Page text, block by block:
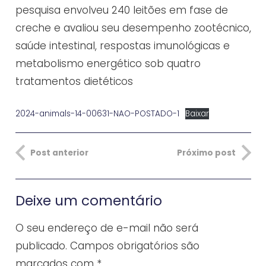
pesquisa envolveu 240 leitões em fase de
creche e avaliou seu desempenho zootécnico,
saúde intestinal, respostas imunológicas e
metabolismo energético sob quatro
tratamentos dietéticos
2024-animals-14-00631-NAO-POSTADO-1 Baixar
Post anterior Próximo post
Deixe um comentário
O seu endereço de e-mail não será
publicado. Campos obrigatórios são